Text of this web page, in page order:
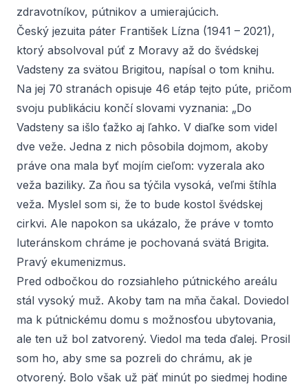
zdravotníkov, pútnikov a umierajúcich.
Český jezuita páter František Lízna (1941 – 2021),
ktorý absolvoval púť z Moravy až do švédskej
Vadsteny za svätou Brigitou, napísal o tom knihu.
Na jej 70 stranách opisuje 46 etáp tejto púte, pričom
svoju publikáciu končí slovami vyznania: „Do
Vadsteny sa išlo ťažko aj ľahko. V diaľke som videl
dve veže. Jedna z nich pôsobila dojmom, akoby
práve ona mala byť mojím cieľom: vyzerala ako
veža baziliky. Za ňou sa týčila vysoká, veľmi štíhla
veža. Myslel som si, že to bude kostol švédskej
cirkvi. Ale napokon sa ukázalo, že práve v tomto
luteránskom chráme je pochovaná svätá Brigita.
Pravý ekumenizmus.
Pred odbočkou do rozsiahleho pútnického areálu
stál vysoký muž. Akoby tam na mňa čakal. Doviedol
ma k pútnickému domu s možnosťou ubytovania,
ale ten už bol zatvorený. Viedol ma teda ďalej. Prosil
som ho, aby sme sa pozreli do chrámu, ak je
otvorený. Bolo však už päť minút po siedmej hodine